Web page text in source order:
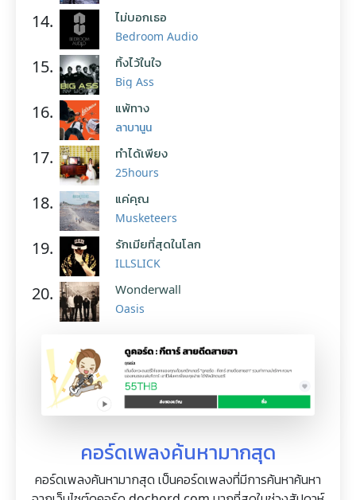
14. ไม่บอกเธอ
Bedroom Audio
15. ทิ้งไว้ในใจ
Big Ass
16. แพ้ทาง
ลาบานูน
17. ทำได้เพียง
25hours
18. แค่คุณ
Musketeers
19. รักเมียที่สุดในโลก
ILLSLICK
20. Wonderwall
Oasis
คอร์ดเพลงค้นหามากสุด
คอร์ดเพลงค้นหามากสุด เป็นคอร์ดเพลงที่มีการค้นหาค้นหา